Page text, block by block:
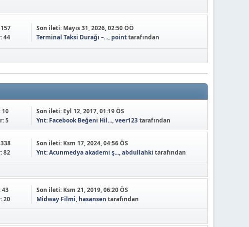
44
Son ileti: Mayıs 31, 2026, 02:50 ÖÖ
Terminal Taksi Durağı –..., pointtarafından
5
Son ileti: Eyl 12, 2017, 01:19 ÖS
Ynt: Facebook Beğeni Hil...,veer123tarafından
82
Son ileti: Ksm 17, 2024, 04:56 ÖS
Ynt: Acunmedya akademi ş...,abdullahki tarafından
20
Son ileti: Ksm 21, 2019, 06:20 ÖS
Midway Filmi, hasansen tarafından